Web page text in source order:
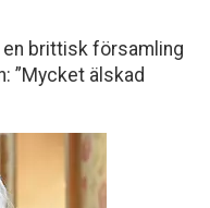
en brittisk församling
”Mycket älskad